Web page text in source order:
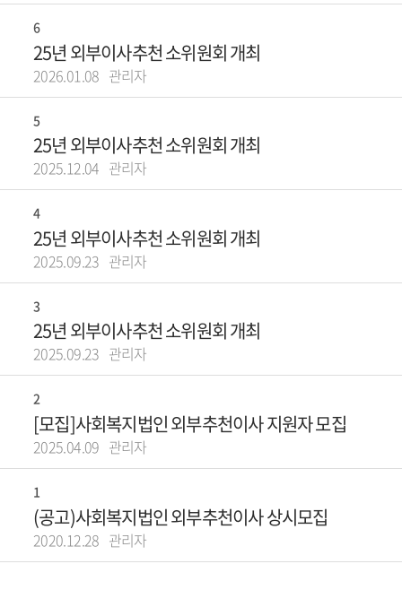
6
25년 외부이사추천 소위원회 개최
2026.01.08 관리자
5
25년 외부이사추천 소위원회 개최
2025.12.04 관리자
4
25년 외부이사추천 소위원회 개최
2025.09.23 관리자
3
25년 외부이사추천 소위원회 개최
2025.09.23 관리자
2
[모집]사회복지법인 외부추천이사 지원자 모집
2025.04.09 관리자
1
(공고)사회복지법인 외부추천이사 상시모집
2020.12.28 관리자